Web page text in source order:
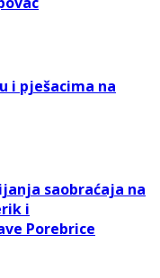
i pješacima na
saobraćaja na
i
Porebrice